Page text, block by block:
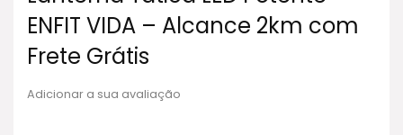
ENFIT VIDA – Alcance 2km com
Frete Grátis
Adicionar a sua avaliação